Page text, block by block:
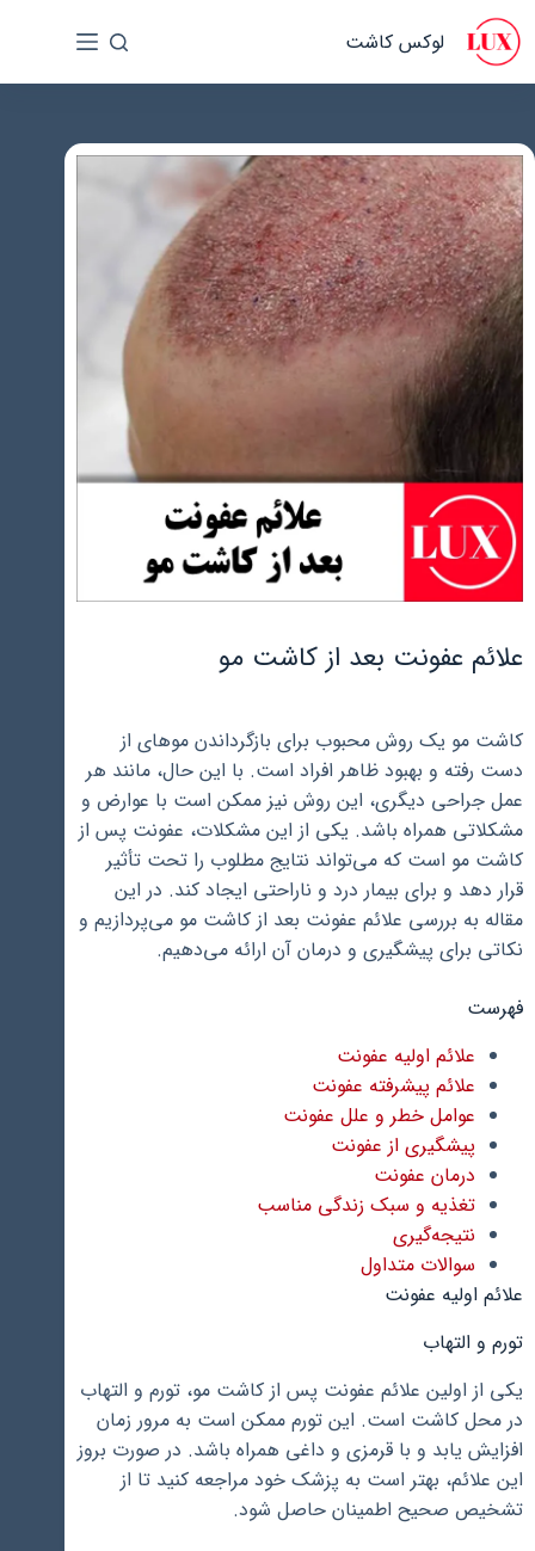
پرش
محتوا
لوکس کاشت
علائم عفونت بعد از کاشت مو
کاشت مو یک روش محبوب برای بازگرداندن موهای از
دست رفته و بهبود ظاهر افراد است. با این حال، مانند هر
عمل جراحی دیگری، این روش نیز ممکن است با عوارض و
مشکلاتی همراه باشد. یکی از این مشکلات، عفونت پس از
کاشت مو است که می‌تواند نتایج مطلوب را تحت تأثیر
قرار دهد و برای بیمار درد و ناراحتی ایجاد کند. در این
مقاله به بررسی علائم عفونت بعد از کاشت مو می‌پردازیم و
نکاتی برای پیشگیری و درمان آن ارائه می‌دهیم.
فهرست
علائم اولیه عفونت
علائم پیشرفته عفونت
عوامل خطر و علل عفونت
پیشگیری از عفونت
درمان عفونت
تغذیه و سبک زندگی مناسب
نتیجه‌گیری
سوالات متداول
علائم اولیه عفونت
تورم و التهاب
یکی از اولین علائم عفونت پس از کاشت مو، تورم و التهاب
در محل کاشت است. این تورم ممکن است به مرور زمان
افزایش یابد و با قرمزی و داغی همراه باشد. در صورت بروز
این علائم، بهتر است به پزشک خود مراجعه کنید تا از
تشخیص صحیح اطمینان حاصل شود.